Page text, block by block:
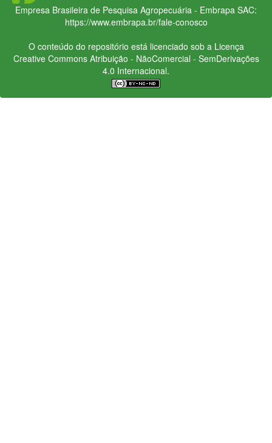
Empresa Brasileira de Pesquisa Agropecuária - Embrapa SAC:
https://www.embrapa.br/fale-conosco
O conteúdo do repositório está licenciado sob a Licença
Creative CommonsAtribuição - NãoComercial - SemDerivações
4.0 Internacional.